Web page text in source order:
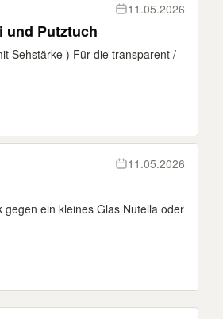
11.05.2026
und Putztuch
Sehstärke ) Für die transparent /
11.05.2026
ein kleines Glas Nutella oder